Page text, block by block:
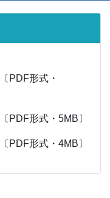
〔PDF形式・
〔PDF形式・5MB〕
〔PDF形式・4MB〕